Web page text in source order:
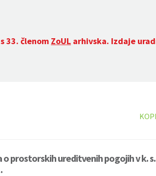
33. členom ZoUL arhivska. Izdaje
prostorskih ureditvenih pogojih v k. s.